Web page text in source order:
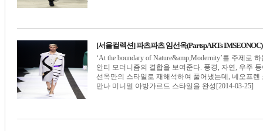
[서울컬렉션] 파츠파츠 임선옥(PartspARTs
‘At the boundary of Nature&amp;Modernity’를 주제
안티 모더니즘의 결합을 보여준다. 풍경, 자연, 우주
선옥만의 스타일로 재해석하여 풀어냈는데, 네오프
만나 미니멀 아방가르드 스타일을 완성[2014-03-25]